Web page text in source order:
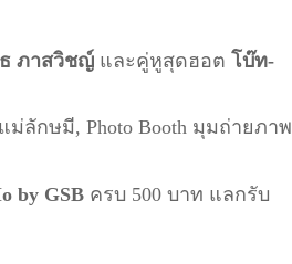
ภาสวิชญ์ และคู่หูสุดฮอต โบ๊ท-
ลักษมี, Photo Booth มุมถ่ายภาพ
by GSB ครบ 500 บาท แลกรับ